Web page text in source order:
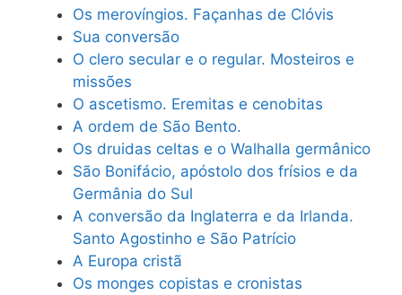
Os merovíngios. Façanhas de Clóvis
Sua conversão
O clero secular e o regular. Mosteiros e
missões
O ascetismo. Eremitas e cenobitas
A ordem de São Bento.
Os druidas celtas e o Walhalla germânico
São Bonifácio, apóstolo dos frísios e da
Germânia do Sul
A conversão da Inglaterra e da Irlanda.
Santo Agostinho e São Patrício
A Europa cristã
Os monges copistas e cronistas